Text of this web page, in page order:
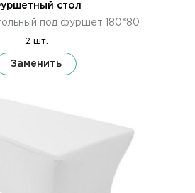
стол
под фуршет.180*80
2 шт.
Заменить